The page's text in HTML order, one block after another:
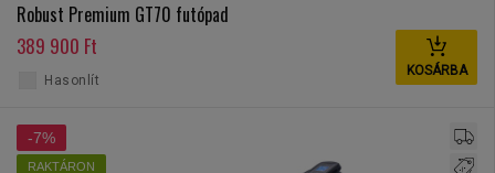
Robust Premium GT70 futópad
389 900 Ft
KOSÁRBA
Hasonlít
-7%
RAKTÁRON